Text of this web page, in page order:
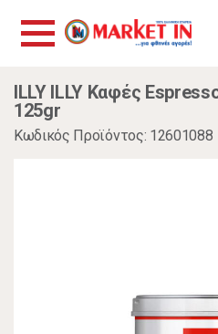
ILLY ILLY Καφές
125gr
Κωδικός Προϊόντος: 12601088